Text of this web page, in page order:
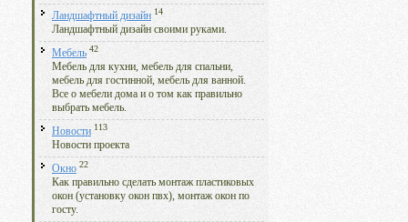
Ландшафтный дизайн 14
Ландшафтный дизайн своими руками.
Мебель 42
Мебель для кухни, мебель для спальни,
мебель для гостинной, мебель для ванной.
Все о мебели дома и о том как правильно
выбрать мебель.
Новости 113
Новости проекта
Окно 22
Как правильно сделать монтаж пластиковых
окон (установку окон пвх), монтаж окон по
госту.